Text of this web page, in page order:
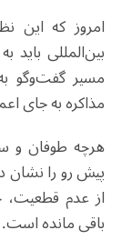
امروز که این
بین‌المللی باید
مسیر گفت‌وگو
مذاکره به جای
هرچه طوفان و
پیش رو را نشان
از عدم
باقی مانده است.